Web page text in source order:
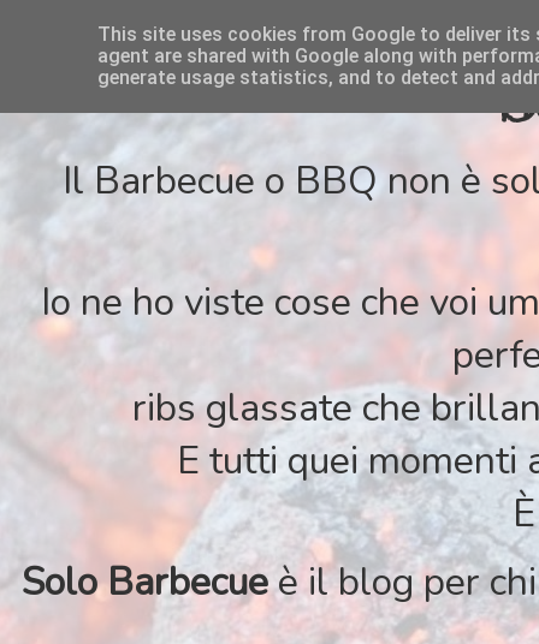
Il Barbecue o BBQ non è
Io ne ho viste cose che voi
ribs glassate che
E tutti quei momenti
Solo Barbecueè il blog per
This site uses cookies from Google to deliver its
agent are shared with Google along with
generate usage statistics, and to detect and